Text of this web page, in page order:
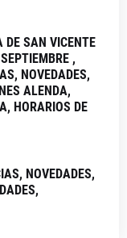
DE SAN VICENTE
,
NOVEDADES,
ALENDA,
HORARIOS DE
NOVEDADES,